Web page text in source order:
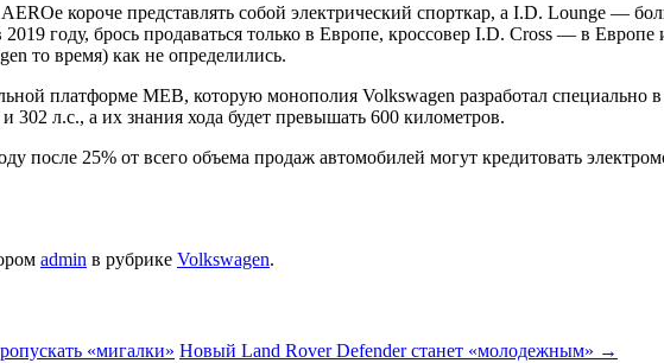
короче представлять собой электрический спорткар, а I.D. Lounge —
2019 году, брось продаваться только в Европе, кроссовер I.D. Cross — в
то время) как не определились.
платформе MEB, которую монополия Volkswagen разработал
л.с., а их знания хода будет превышать 600 километров.
после 25% от всего объема продаж автомобилей могут кредитовать
admin в рубрике Volkswagen.
«мигалки» Новый Land Rover Defender станет «молодежным» →